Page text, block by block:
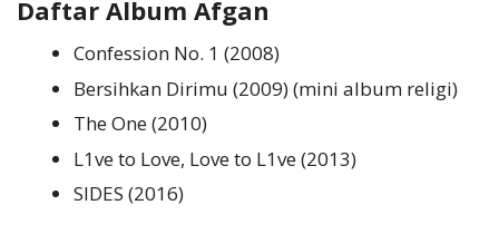
Daftar Album Afgan
Confession No. 1 (2008)
Bersihkan Dirimu (2009) (mini album religi)
The One (2010)
L1ve to Love, Love to L1ve (2013)
SIDES (2016)